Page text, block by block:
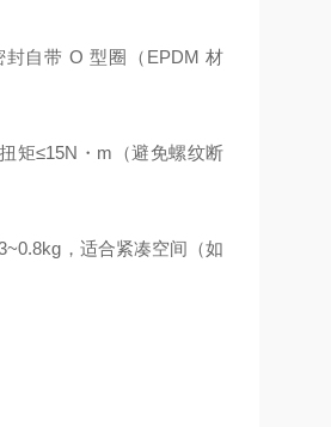
自带 O 型圈（EPDM 材
矩≤15N・m（避免螺纹断
，适合紧凑空间（如